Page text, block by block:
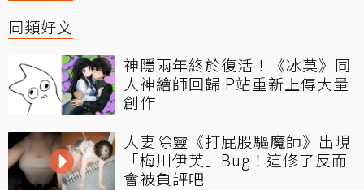
同類好文
神隱兩年終於復活！《冰菓》同
人神繪師回歸 P站重新上傳大量
創作
人妻除靈《打屁股驅魔師》出現
「梅川伊芙」Bug！這修了反而
會被負評吧